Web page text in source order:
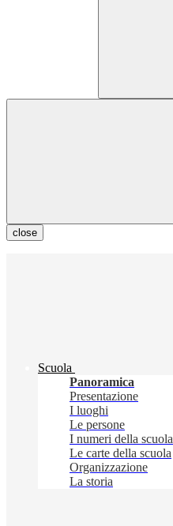
close
Scuola
Panoramica
Presentazione
I luoghi
Le persone
I numeri della scuola
Le carte della scuola
Organizzazione
La storia